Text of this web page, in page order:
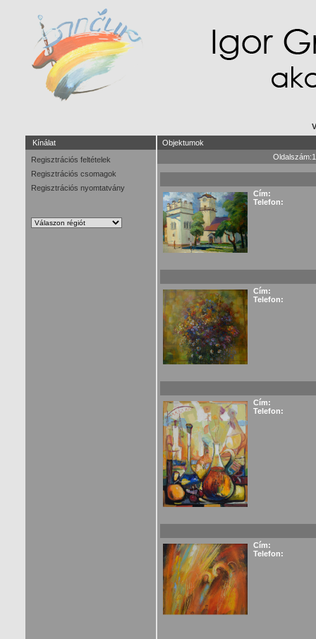
Kínálat
Regisztrációs feltételek
Regisztrációs csomagok
Regisztrációs nyomtatvány
Objektumok
Cím:
Telefon:
Cím:
Telefon:
Cím:
Telefon:
Cím:
Telefon: